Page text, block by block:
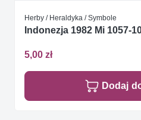
Herby / Heraldyka / Symbole
Indonezja 1982 Mi 1057-
5,00 zł
Dodaj